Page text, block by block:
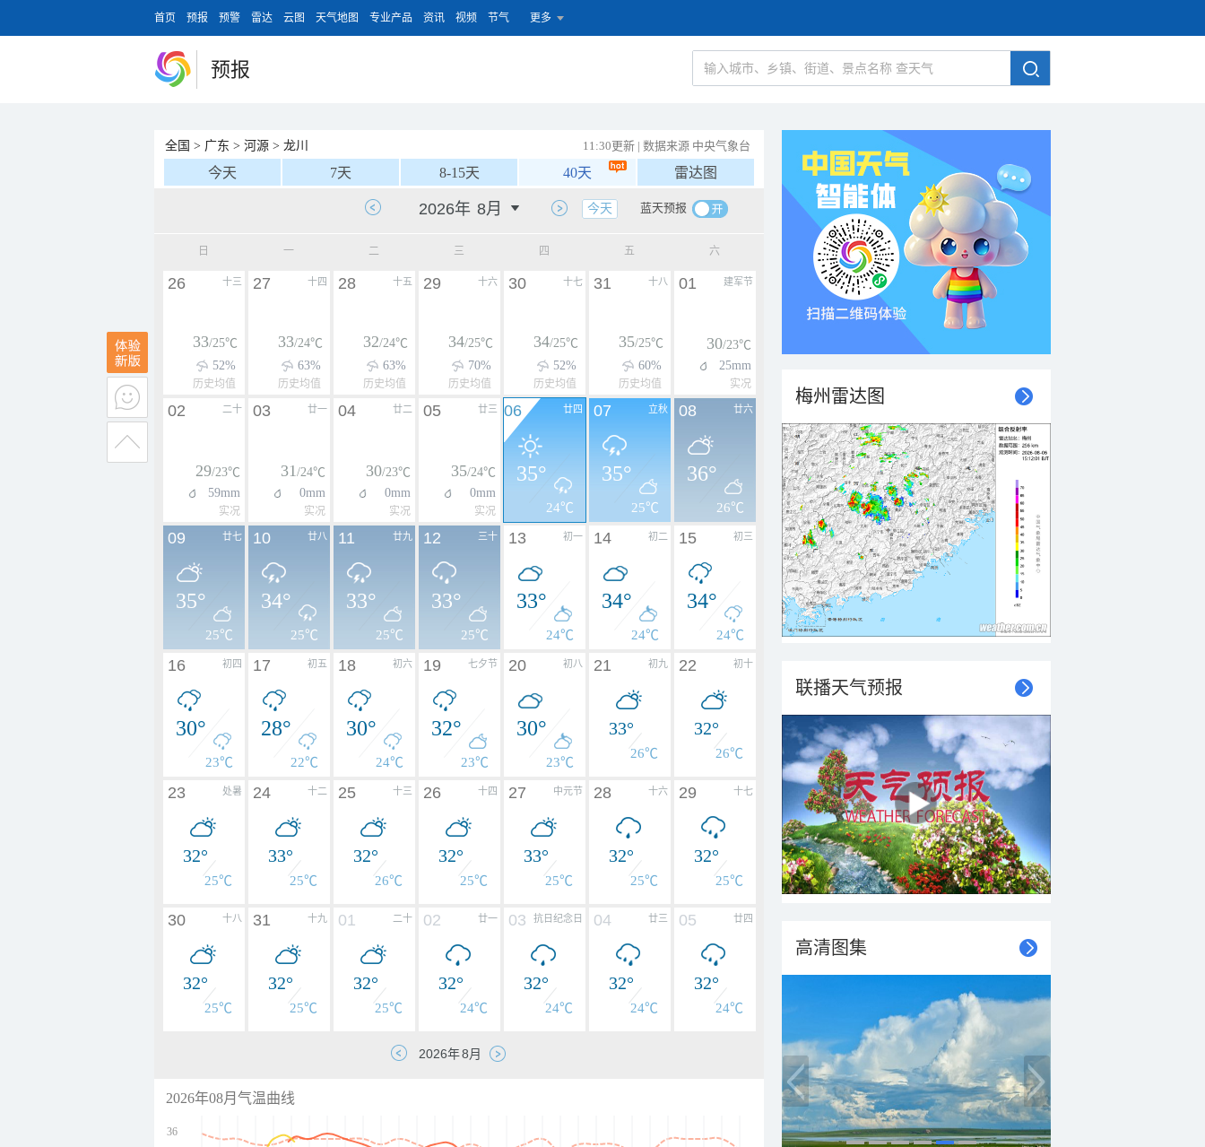
首页 预报 预警 雷达 云图 天气地图 专业产品 资讯 视频 节气 更多
预报
全国 > 广东 > 河源 > 龙川 11:30更新 | 数据来源 中央气象台
今天 7天 8-15天 40天 雷达图
蓝天预报
今天
日 一 二 三 四 五 六
十三
26
33/25℃
52%
历史均值
十四
27
33/24℃
63%
历史均值
十五
28
32/24℃
63%
历史均值
十六
29
34/25℃
70%
历史均值
十七
30
34/25℃
52%
历史均值
十八
31
35/25℃
60%
历史均值
建军节
01
30/23℃
25mm
实况
二十
02
29/23℃
59mm
实况
廿一
03
31/24℃
0mm
实况
廿二
04
30/23℃
0mm
实况
廿三
05
35/24℃
0mm
实况
廿四
06
35°
24℃
立秋
07
35°
25℃
廿六
08
36°
26℃
廿七
09
35°
25℃
廿八
10
34°
25℃
廿九
11
33°
25℃
三十
12
33°
25℃
初一
13
33°
24℃
初二
14
34°
24℃
初三
15
34°
24℃
初四
16
30°
23℃
初五
17
28°
22℃
初六
18
30°
24℃
七夕节
19
32°
23℃
初八
20
30°
23℃
初九
21
33°
26℃
初十
22
32°
26℃
处暑
23
32°
25℃
十二
24
33°
25℃
十三
25
32°
26℃
十四
26
32°
25℃
中元节
27
33°
25℃
十六
28
32°
25℃
十七
29
32°
25℃
十八
30
32°
25℃
十九
31
32°
25℃
二十
01
32°
25℃
廿一
02
32°
24℃
抗日纪念日
03
32°
24℃
廿三
04
32°
24℃
廿四
05
32°
24℃
2026年08月气温曲线
36
梅州雷达图
联播天气预报
高清图集